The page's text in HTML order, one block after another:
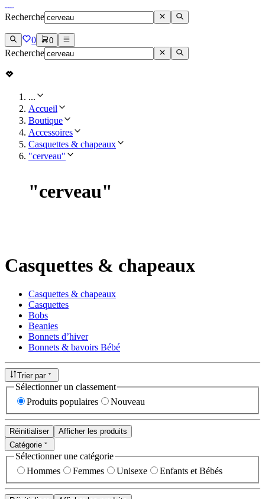
Recherche
0 0
Recherche
...
Accueil
Boutique
Accessoires
Casquettes & chapeaux
"cerveau"
"cerveau"
Casquettes & chapeaux
Casquettes & chapeaux
Casquettes
Bobs
Beanies
Bonnets d’hiver
Bonnets & bavoirs Bébé
Trier par
Sélectionner un classement
Produits populaires
Nouveau
Réinitialiser
Afficher les produits
Catégorie
Sélectionner une catégorie
Hommes
Femmes Unisexe Enfants et Bébés